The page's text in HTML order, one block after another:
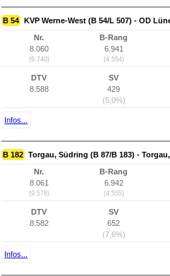
B 54 KVP Werne-West (B 54/L 507) - OD
Nr.
8.060
(6.740)
B-Rang
6.941
(4.554)
DTV
8.588
SV
429
(5,0%)
Infos...
B 182 Torgau, Südring (B 87/B 183) -
Nr.
8.061
(9.578)
B-Rang
6.942
(4.555)
DTV
8.582
SV
652
(7,6%)
Infos...